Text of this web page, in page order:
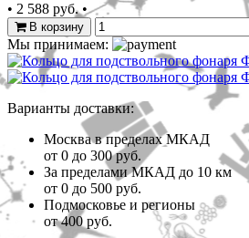
• 2 588 руб. •
В корзину
Мы принимаем:
Варианты доставки:
Москва в пределах МКАД
от 0 до 300 руб.
За пределами МКАД до 10 км
от 0 до 500 руб.
Подмосковье и регионы
от 400 руб.